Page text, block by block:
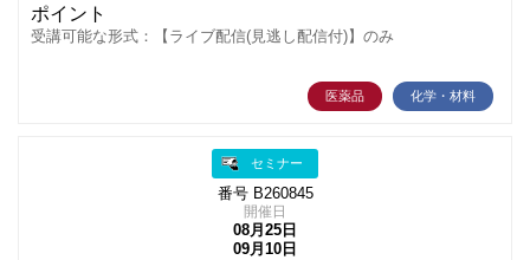
ポイント
受講可能な形式：【ライブ配信(見逃し配信付)】のみ
医薬品 化学・材料
セミナー
番号 B260845
開催日
08月25日
09月10日